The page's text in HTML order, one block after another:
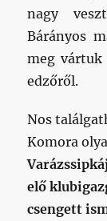
nagy
Bárányos
meg vártuk
edzőről.
Nos
Komora
elő
csengett